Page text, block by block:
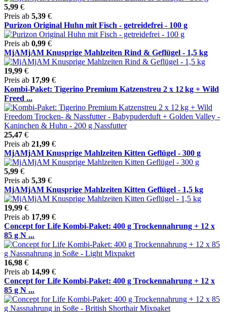
5,99 €
Preis ab 5,39 €
Purizon Original Huhn mit Fisch - getreidefrei - 100 g
Preis ab 0,99 €
MjAMjAM Knusprige Mahlzeiten Rind & Geflügel - 1,5 kg
19,99 €
Preis ab 17,99 €
Kombi-Paket: Tigerino Premium Katzenstreu 2 x 12 kg + Wild
Freed ...
25,47 €
Preis ab 21,99 €
MjAMjAM Knusprige Mahlzeiten Kitten Geflügel - 300 g
5,99 €
Preis ab 5,39 €
MjAMjAM Knusprige Mahlzeiten Kitten Geflügel - 1,5 kg
19,99 €
Preis ab 17,99 €
Concept for Life Kombi-Paket: 400 g Trockennahrung + 12 x
85 g N ...
16,98 €
Preis ab 14,99 €
Concept for Life Kombi-Paket: 400 g Trockennahrung + 12 x
85 g N ...